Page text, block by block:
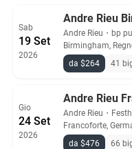
Sab
19 Set
2026
Andre Rieu
Andre Rieu ・ bp
Birmingham,
da $264
41
Gio
24 Set
2026
Andre Rieu
Andre Rieu ・
Francoforte,
da $476
66